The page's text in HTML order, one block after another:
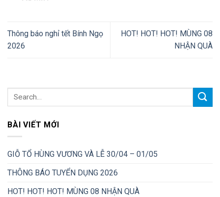
BÀI VIẾT MỚI
GIỖ TỔ HÙNG VƯƠNG VÀ LỄ 30/04 – 01/05
THÔNG BÁO TUYỂN DỤNG 2026
HOT! HOT! HOT! MÙNG 08 NHẬN QUÀ
Thông báo nghỉ tết Bính Ngọ
2026
HOT! HOT! HOT! MÙNG 08
NHẬN QUÀ